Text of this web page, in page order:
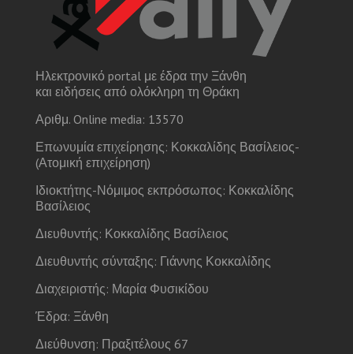
Ηλεκτρονικό portal με έδρα την Ξάνθη
και ειδήσεις από ολόκληρη τη Θράκη
Αριθμ. Online media: 13570
Επωνυμία επιχείρησης: Κοκκαλίδης Βασίλειος-
(Ατομική επιχείρηση)
Ιδιοκτήτης-Νόμιμος εκπρόσωπος: Κοκκαλίδης
Βασίλειος
Διευθυντής: Κοκκαλίδης Βασίλειος
Διευθυντής σύνταξης: Γιάννης Κοκκαλίδης
Διαχειριστής: Μαρία Φυσικίδου
Έδρα: Ξάνθη
Διεύθυνση: Πραξιτέλους 67